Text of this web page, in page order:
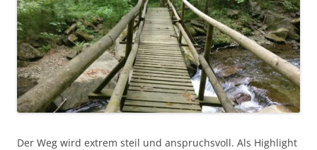
Der Weg wird extrem steil und anspruchsvoll. Als Highlight